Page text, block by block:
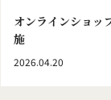
オンラインショッ
施
2026.04.20